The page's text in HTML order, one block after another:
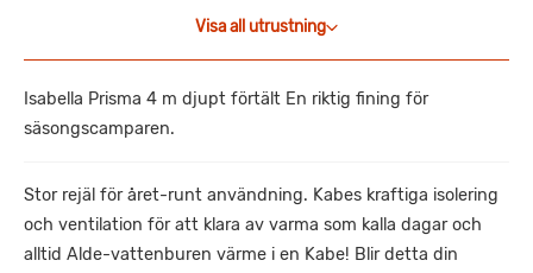
Visa all utrustning
Isabella Prisma 4 m djupt förtält En riktig fining för
säsongscamparen.
Stor rejäl för året-runt användning. Kabes kraftiga isolering
och ventilation för att klara av varma som kalla dagar och
alltid Alde-vattenburen värme i en Kabe! Blir detta din